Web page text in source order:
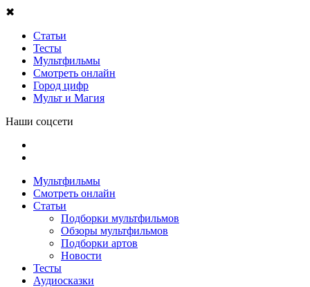
✖
Статьи
Тесты
Мультфильмы
Смотреть онлайн
Город цифр
Мульт и Магия
Наши соцсети
Мультфильмы
Смотреть онлайн
Статьи
Подборки мультфильмов
Обзоры мультфильмов
Подборки артов
Новости
Тесты
Аудиосказки